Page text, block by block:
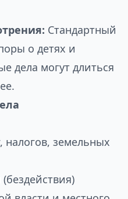
Стандартный
о детях и
дела могут длиться
налогов, земельных